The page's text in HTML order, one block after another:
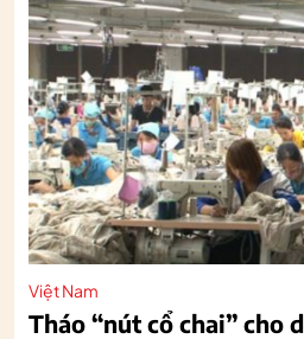
Việt Nam
Tháo “nút cổ chai” cho